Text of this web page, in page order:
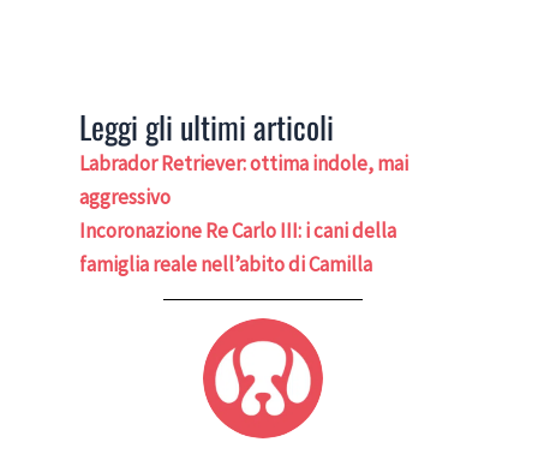
Leggi gli ultimi articoli
Labrador Retriever: ottima indole, mai
aggressivo
Incoronazione Re Carlo III: i cani della
famiglia reale nell’abito di Camilla